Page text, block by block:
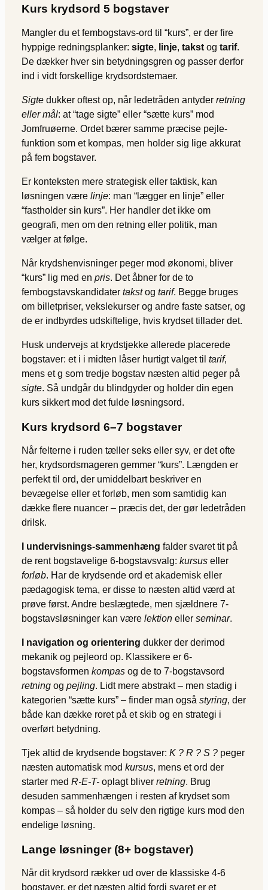
Kurs krydsord 5 bogstaver
Mangler du et fembogstavs-ord til “kurs”, er der fire
hyppige redningsplanker: sigte, linje, takst og tarif.
De dækker hver sin betydnings­gren og passer derfor
ind i vidt forskellige krydsordstemaer.
Sigte dukker oftest op, når ledetråden antyder retning
eller mål: at “tage sigte” eller “sætte kurs” mod
Jomfruøerne. Ordet bærer samme præcise pejle­
funktion som et kompas, men holder sig lige akkurat
på fem bogstaver.
Er konteksten mere strategisk eller taktisk, kan
løsningen være linje: man “lægger en linje” eller
“fastholder sin kurs”. Her handler det ikke om
geografi, men om den retning eller politik, man
vælger at følge.
Når krydshenvisninger peger mod økonomi, bliver
“kurs” lig med en pris. Det åbner for de to
fembogstavs­kandidater takstog tarif. Begge bruges
om billetpriser, veksle­kurser og andre faste satser, og
de er indbyrdes udskiftelige, hvis krydset tillader det.
Husk undervejs at krydstjekke allerede placerede
bogstaver: et i i midten låser hurtigt valget til tarif,
mens et g som tredje bogstav næsten altid peger på
sigte. Så undgår du blindgyder og holder din egen
kurs sikkert mod det fulde løsnings­ord.
Kurs krydsord 6–7 bogstaver
Når felterne i ruden tæller seks eller syv, er det ofte
her, krydsordsmageren gemmer “kurs”. Længden er
perfekt til ord, der umiddelbart beskriver en
bevægelse eller et forløb, men som samtidig kan
dække flere nuancer – præcis det, der gør ledetråden
drilsk.
I undervisnings-sammenhæng falder svaret tit på
de rent bogstavelige 6-bogstavsvalg: kursus eller
forløb. Har de krydsende ord et akademisk eller
pædagogisk tema, er disse to næsten altid værd at
prøve først. Andre beslægtede, men sjældnere 7-
bogstavsløsninger kan være lektion eller seminar.
I navigation og orientering dukker der derimod
mekanik og pejleord op. Klassikere er 6-
bogstavsformen kompas og de to 7-bogstavsord
retning og pejling. Lidt mere abstrakt – men stadig i
kategorien “sætte kurs” – finder man også styring, der
både kan dække roret på et skib og en strategi i
overført betydning.
Tjek altid de krydsende bogstaver: K ? R ? S ? peger
næsten automatisk mod kursus, mens et ord der
starter med R-E-T- oplagt bliver retning. Brug
desuden sammenhængen i resten af krydset som
kompas – så holder du selv den rigtige kurs mod den
endelige løsning.
Lange løsninger (8+ bogstaver)
Når dit krydsord rækker ud over de klassiske 4-6
bogstaver, er det næsten altid fordi svaret er et